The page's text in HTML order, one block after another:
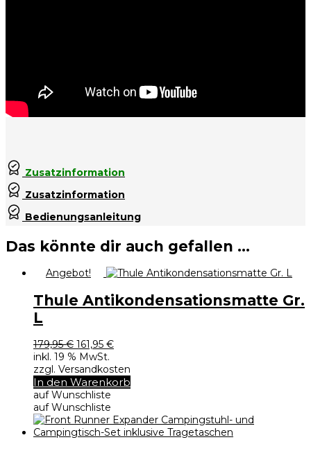
Zusatzinformation
Zusatzinformation
Bedienungsanleitung
Das könnte dir auch gefallen …
Angebot!
Thule Antikondensationsmatte Gr.
L
179,95€ Ursprünglicher
Preis
war:
179,95 €
161,95 €Aktueller
ist:
161,95 €.
inkl. 19 % MwSt.
zzgl. Versandkosten
In den Warenkorb
auf Wunschliste
auf Wunschliste